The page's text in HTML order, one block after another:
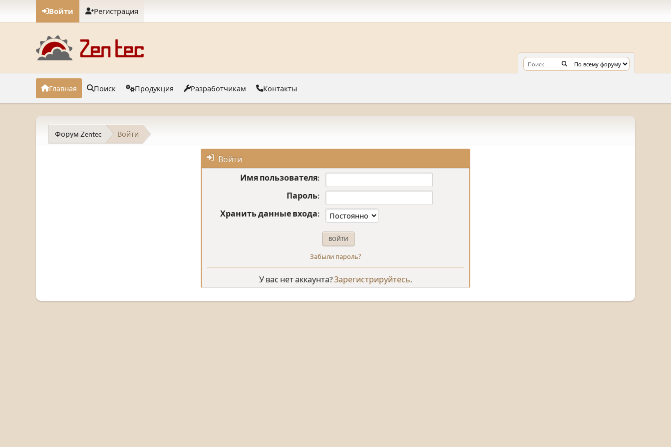
Войти Регистрация
Главная Поиск Продукция Разработчикам Контакты
Форум Zentec Войти
Войти
Имя пользователя:
Пароль:
Хранить данные входа:
Забыли пароль?
У вас нет аккаунта? Зарегистрируйтесь